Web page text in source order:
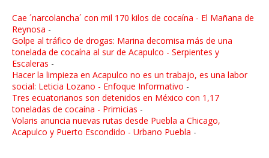
Cae ´narcolancha´ con mil 170 kilos de cocaína - El Mañana de
Reynosa -
Golpe al tráfico de drogas: Marina decomisa más de una
tonelada de cocaína al sur de Acapulco - Serpientes y
Escaleras -
Hacer la limpieza en Acapulco no es un trabajo, es una labor
social: Leticia Lozano - Enfoque Informativo -
Tres ecuatorianos son detenidos en México con 1,17
toneladas de cocaína - Primicias -
Volaris anuncia nuevas rutas desde Puebla a Chicago,
Acapulco y Puerto Escondido - Urbano Puebla -